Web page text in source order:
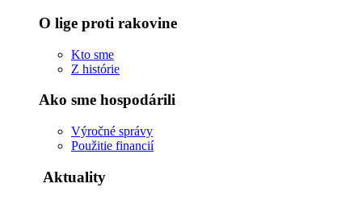
O lige proti rakovine
Kto sme
Z histórie
Ako sme hospodárili
Výročné správy
Použitie financií
Aktuality